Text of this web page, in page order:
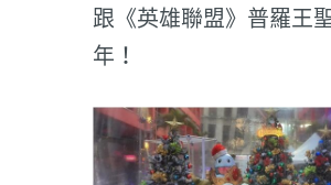
跟《英雄聯盟》普羅王
年！